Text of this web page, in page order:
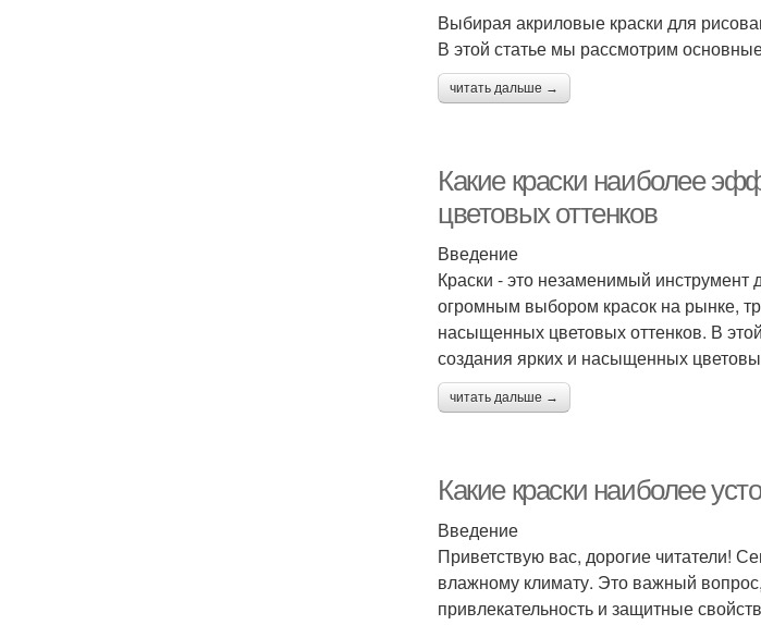
Выбирая акриловые краски для
В этой статье мы рассмотрим
читать дальше →
Какие краски наиболее
цветовых оттенков
Введение
Краски - это незаменимый
огромным выбором красок на рынке,
насыщенных цветовых оттенков. В
создания ярких и насыщенных
читать дальше →
Какие краски наиболее
Введение
Приветствую вас, дорогие читатели!
влажному климату. Это важный
привлекательность и защитные